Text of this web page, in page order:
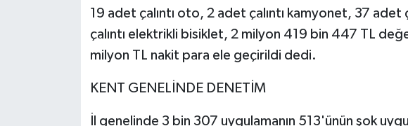
19 adet çalıntı oto, 2 adet çalıntı kamyonet, 37 adet
çalıntı elektrikli bisiklet, 2 milyon 419 bin 447 TL
milyon TL nakit para ele geçirildi dedi.
KENT GENELİNDE DENETİM
İl genelinde 3 bin 307 uygulamanın 513'ünün şok